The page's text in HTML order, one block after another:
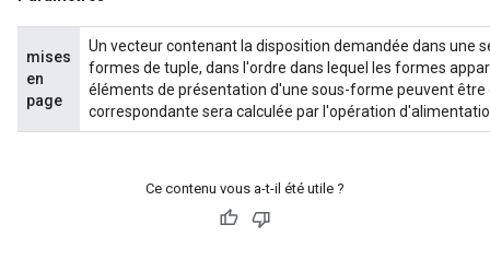
mises
en
page
Un vecteur contenant la disposition demandée dans une
formes de tuple, dans l'ordre dans lequel les formes
éléments de présentation d'une sous-forme peuvent être
correspondante sera calculée par l'opération
Ce contenu vous a-t-il été utile ?